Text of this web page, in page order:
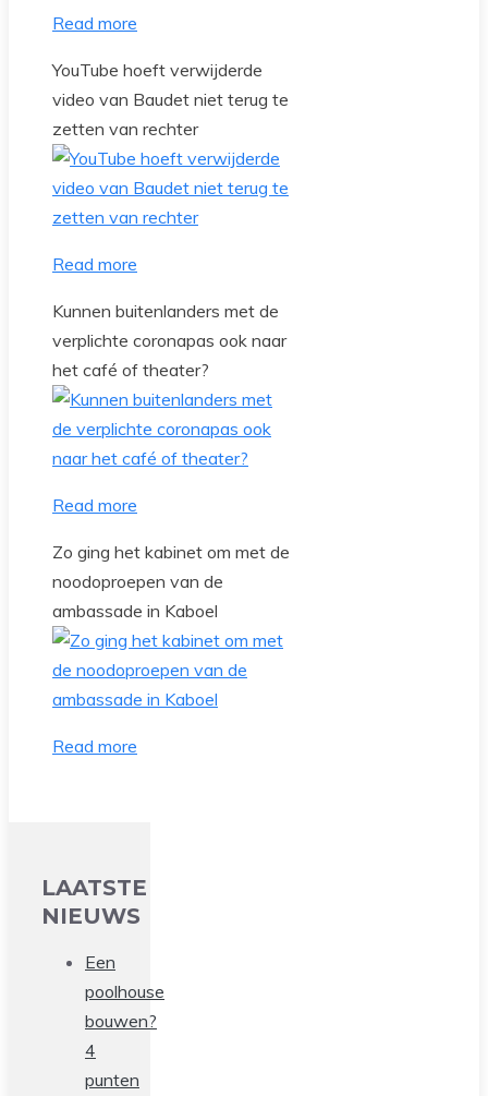
Read more
YouTube hoeft verwijderde
video van Baudet niet terug te
zetten van rechter
Read more
Kunnen buitenlanders met de
verplichte coronapas ook naar
het café of theater?
Read more
Zo ging het kabinet om met de
noodoproepen van de
ambassade in Kaboel
Read more
LAATSTE
NIEUWS
Een
poolhouse
bouwen?
4
punten